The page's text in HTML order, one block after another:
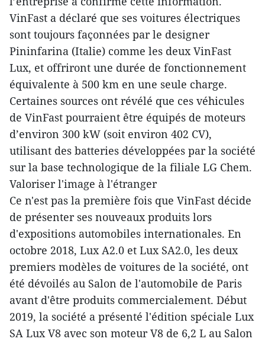
VinFast a déclaré que ses voitures électriques
sont toujours façonnées par le designer
Pininfarina (Italie) comme les deux VinFast
Lux, et offriront une durée de fonctionnement
équivalente à 500 km en une seule charge.
Certaines sources ont révélé que ces véhicules
de VinFast pourraient être équipés de moteurs
d’environ 300 kW (soit environ 402 CV),
utilisant des batteries développées par la société
sur la base technologique de la filiale LG Chem.
Valoriser l'image à l'étranger
Ce n'est pas la première fois que VinFast décide
de présenter ses nouveaux produits lors
d'expositions automobiles internationales. En
octobre 2018, Lux A2.0 et Lux SA2.0, les deux
premiers modèles de voitures de la société, ont
été dévoilés au Salon de l'automobile de Paris
avant d'être produits commercialement. Début
2019, la société a présenté l'édition spéciale Lux
SA Lux V8 avec son moteur V8 de 6,2 L au Salon